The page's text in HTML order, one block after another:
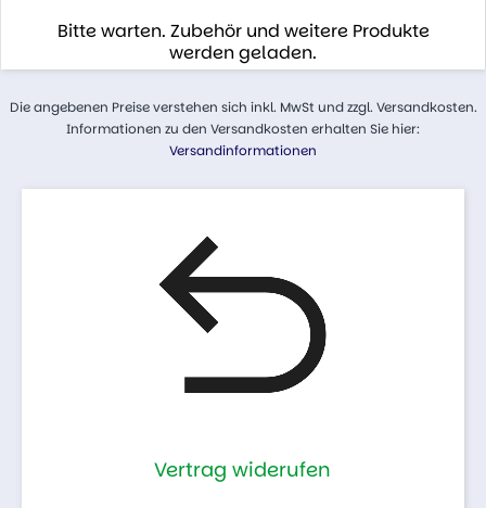
Bitte warten. Zubehör und weitere Produkte
werden geladen.
Die angebenen Preise verstehen sich inkl. MwSt und zzgl. Versandkosten.
Informationen zu den Versandkosten erhalten Sie hier:
Versandinformationen
Vertrag widerufen